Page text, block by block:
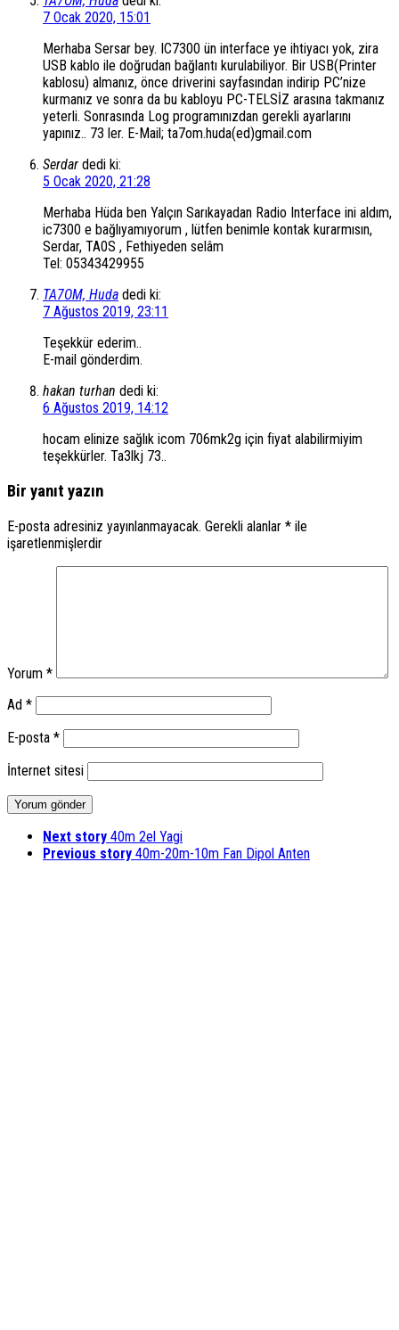
7 Ocak 2020, 15:01
Merhaba Sersar bey. IC7300 ün interface ye ihtiyacı yok, zira
USB kablo ile doğrudan bağlantı kurulabiliyor. Bir USB(Printer
kablosu) almanız, önce driverini sayfasından indirip PC’nize
kurmanız ve sonra da bu kabloyu PC-TELSİZ arasına takmanız
yeterli. Sonrasında Log programınızdan gerekli ayarlarını
yapınız.. 73 ler. E-Mail; ta7om.huda(ed)gmail.com
Serdar dedi ki:
5 Ocak 2020, 21:28
Merhaba Hüda ben Yalçın Sarıkayadan Radio Interface ini aldım,
ic7300 e bağlıyamıyorum , lütfen benimle kontak kurarmısın,
Serdar, TA0S , Fethiyeden selâm
Tel: 05343429955
TA7OM, Huda dedi ki:
7 Ağustos 2019, 23:11
Teşekkür ederim..
E-mail gönderdim.
hakan turhan dedi ki:
6 Ağustos 2019, 14:12
hocam elinize sağlık icom 706mk2g için fiyat alabilirmiyim
teşekkürler. Ta3lkj 73..
Bir yanıt yazın
E-posta adresiniz yayınlanmayacak. Gerekli alanlar * ile
işaretlenmişlerdir
Yorum *
Ad *
E-posta *
İnternet sitesi
Next story 40m 2el Yagi
Previous story 40m-20m-10m Fan Dipol Anten